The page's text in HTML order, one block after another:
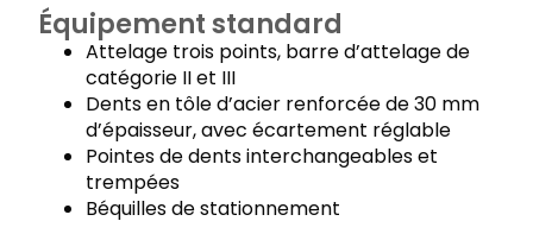
Équipement standard
Attelage trois points, barre d’attelage de
catégorie II et III
Dents en tôle d’acier renforcée de 30 mm
d’épaisseur, avec écartement réglable
Pointes de dents interchangeables et
trempées
Béquilles de stationnement